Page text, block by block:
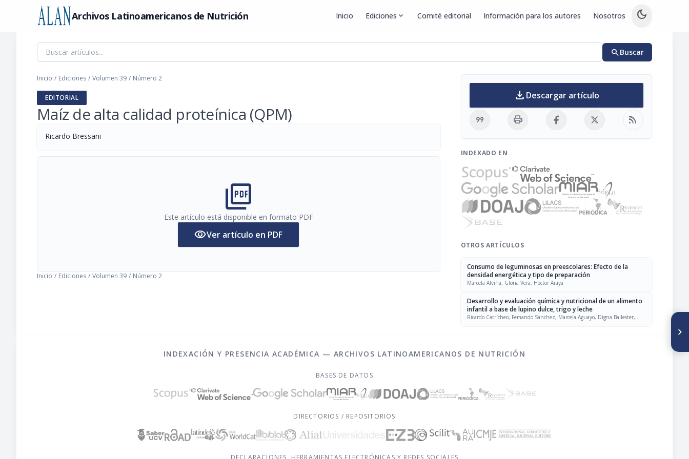
Archivos Latinoamericanos de Nutrición Inicio Ediciones expand_more Comité editorial Información para los autores Nosotros dark_mode
searchBuscar
Inicio / Ediciones / Volumen 39 / Número 2
EDITORIAL
Maíz de alta calidad proteínica (QPM)
Ricardo Bressani
picture_as_pdf
Este artículo está disponible en formato PDF
visibilityVer artículo en PDF
Inicio / Ediciones / Volumen 39 / Número 2
download Descargar artículo
format_quote print rss_feed
INDEXADO EN
OTROS ARTÍCULOS
Consumo de leguminosas en preescolares: Efecto de la
densidad energética y tipo de preparación
Marcela Alviña, Gloria Vera, Héctor Araya
Desarrollo y evaluación química y nutricional de un alimento
infantil a base de lupino dulce, trigo y leche
Ricardo Catrícheo, Femando Sánchez, Marcela Aguayo, Digna Ballester,
SIGUIENTE ARTÍCULO
INDEXACIÓN Y PRESENCIA ACADÉMICA — ARCHIVOS LATINOAMERICANOS DE NUTRICIÓN
BASES DE DATOS
DIRECTORIOS / REPOSITORIOS
DECLARACIONES, HERRAMIENTAS ELECTRÓNICAS Y REDES SOCIALES